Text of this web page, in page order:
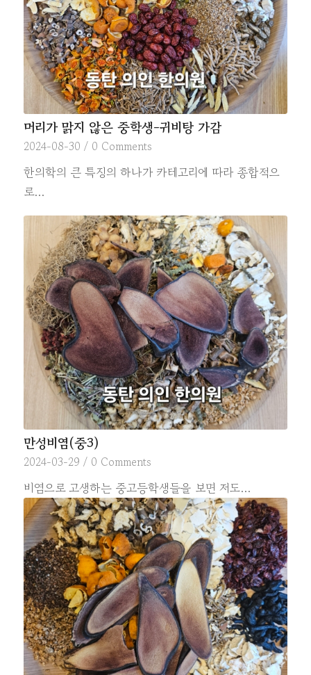
머리가 맑지 않은 중학생-귀비탕 가감
2024-08-30 / 0 Comments
한의학의 큰 특징의 하나가 카테고리에 따라 종합적으
로…
만성비염(중3)
2024-03-29 / 0 Comments
비염으로 고생하는 중고등학생들을 보면 저도…